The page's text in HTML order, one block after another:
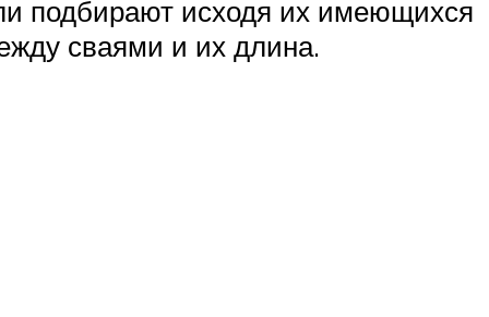
подбирают исходя их имеющихся
сваями и их длина.